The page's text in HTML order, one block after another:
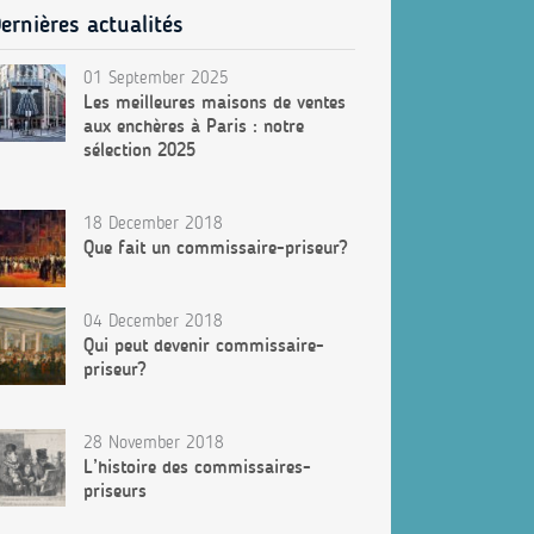
actualités
01 September 2025
Les meilleures maisons de ventes
aux enchères à Paris : notre
sélection 2025
18 December 2018
Que fait un commissaire-priseur?
04 December 2018
Qui peut devenir commissaire-
priseur?
28 November 2018
L’histoire des commissaires-
priseurs